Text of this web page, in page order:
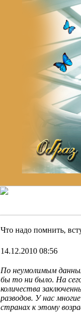
Что надо помнить,
14.12.2010 08:56
По неумолимым
бы то ни было. На
количества
разводов. У нас многие
странах кэтому